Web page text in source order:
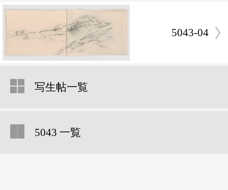
写生帖一覧
5043 一覧
5043-04